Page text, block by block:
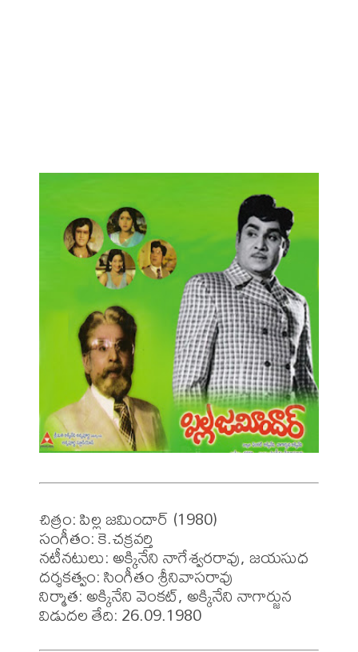
చిత్రం: పిల్ల జమిందార్ (1980)
సంగీతం: కె.చక్రవర్తి
నటీనటులు: అక్కినేని నాగేశ్వరరావు, జయసుధ
దర్శకత్వం: సింగీతం శ్రీనివాసరావు
నిర్మాత: అక్కినేని వెంకట్, అక్కినేని నాగార్జున
విడుదల తేది: 26.09.1980